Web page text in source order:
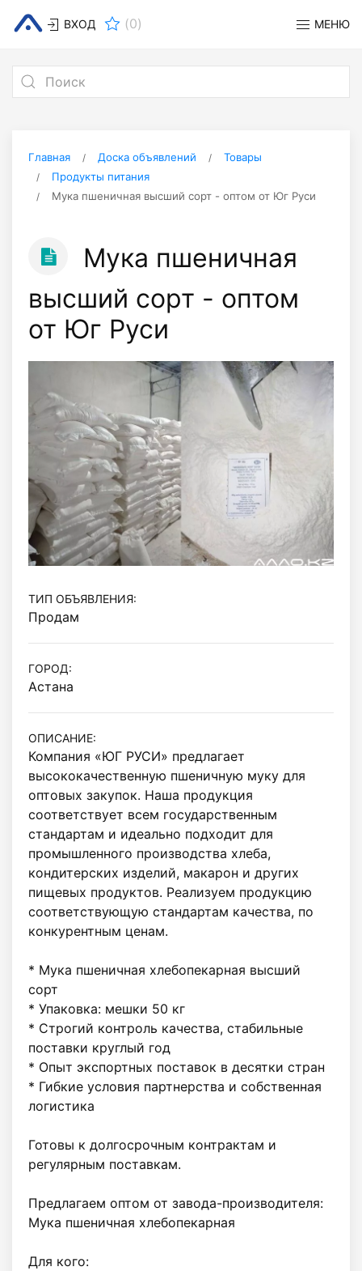
ВХОД (0) МЕНЮ
Главная Доска объявлений
Товары
Продукты питания
Мука пшеничная высший сорт - оптом от Юг Руси
Мука пшеничная
высший сорт - оптом
от Юг Руси
ТИП ОБЪЯВЛЕНИЯ:
Продам
ГОРОД:
Астана
ОПИСАНИЕ:
Компания «ЮГ РУСИ» предлагает
высококачественную пшеничную муку для
оптовых закупок. Наша продукция
соответствует всем государственным
стандартам и идеально подходит для
промышленного производства хлеба,
кондитерских изделий, макарон и других
пищевых продуктов. Реализуем продукцию
соответствующую стандартам качества, по
конкурентным ценам.
* Мука пшеничная хлебопекарная высший
сорт
* Упаковка: мешки 50 кг
* Строгий контроль качества, стабильные
поставки круглый год
* Опыт экспортных поставок в десятки стран
* Гибкие условия партнерства и собственная
логистика
Готовы к долгосрочным контрактам и
регулярным поставкам.
Предлагаем оптом от завода-производителя:
Мука пшеничная хлебопекарная
Для кого: